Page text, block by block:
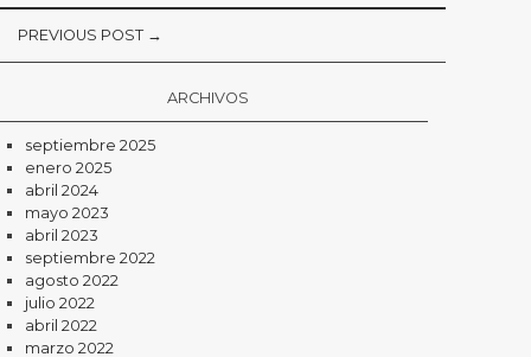
PREVIOUS POST →
ARCHIVOS
septiembre 2025
enero 2025
abril 2024
mayo 2023
abril 2023
septiembre 2022
agosto 2022
julio 2022
abril 2022
marzo 2022